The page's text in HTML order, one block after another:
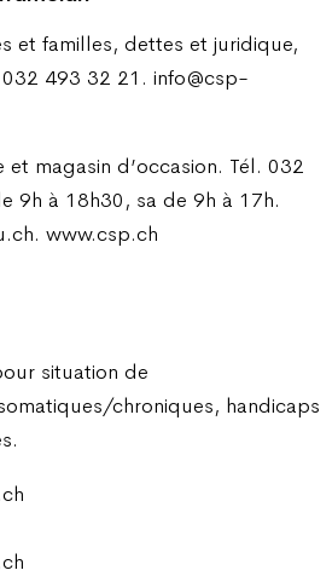
et familles, dettes et juridique,
493 32 21. info@csp-
et magasin d’occasion. Tél. 032
9h à 18h30, sa de 9h à 17h.
www.csp.ch
situation de
chroniques, handicaps